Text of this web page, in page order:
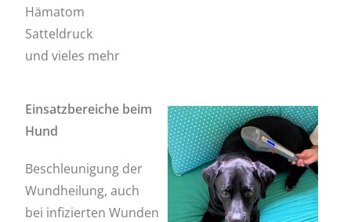
Hämatom
Satteldruck
und vieles mehr
Einsatzbereiche beim
Hund
Beschleunigung der
Wundheilung, auch
bei infizierten Wunden